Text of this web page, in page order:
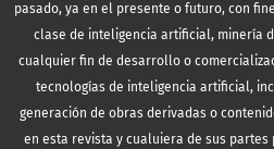
pasado, ya en el presente o futuro, con
clase de inteligencia artificial, minería
cualquier fin de desarrollo o
tecnologías de inteligencia artificial,
generación de obras derivadas o
en esta revista y cualuiera de sus